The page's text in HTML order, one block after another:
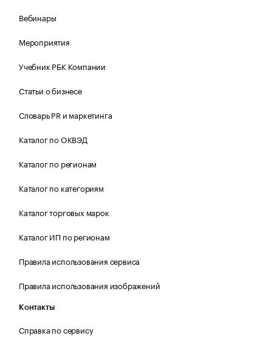
Вебинары
Мероприятия
Учебник РБК Компании
Статьи о бизнесе
Словарь PR и маркетинга
Каталог по ОКВЭД
Каталог по регионам
Каталог по категориям
Каталог торговых марок
Каталог ИП по регионам
Правила использования сервиса
Правила использования изображений
Контакты
Справка по сервису